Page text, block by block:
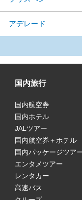
アデレード
国内旅行
国内航空券
国内ホテル
JALツアー
国内航空券＋ホテル
国内パッケージツア
エンタメツアー
レンタカー
高速バス